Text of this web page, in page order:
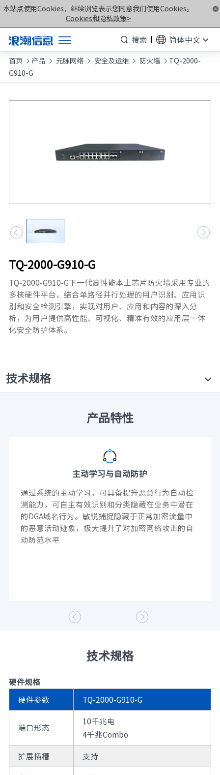
本站点使用Cookies，继续浏览表示您同意我们使用Cookies。
Cookies和隐私政策>
搜索
简体中文
产品
解决方案
服务支持
联合创新平台
元脑品牌升级公告
首页  产品  元脉网络  安全及运维  防火墙  TQ-2000-
G910-G
 
TQ-2000-G910-G
TQ-2000-G910-G下一代高性能本土芯片防火墙采用专业的
多核硬件平台，结合单路径并行处理的用户识别、应用识
别和安全检测引擎，实现对用户、应用和内容的深入分
析，为用户提供高性能、可视化、精准有效的应用层一体
化安全防护体系。
技术规格
产品特性
主动学习与自动防护
通过系统的主动学习，可具备提升恶意行为自动检
测能力，可自主有效识别和分类隐藏在业务中潜在
的DGA域名行为。敏锐捕捉隐藏于正常加密流量中
的恶意活动迹象，极大提升了对加密网络攻击的自
动防范水平
 
技术规格
硬件规格
硬件参数
TQ-2000-G910-G
端口形态
10千兆电
4千兆Combo
扩展插槽
支持